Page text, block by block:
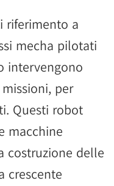
riferimento a
mecha pilotati
intervengono
per
Questi robot
macchine
costruzione delle
crescente